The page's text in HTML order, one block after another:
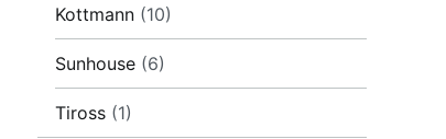
Kottmann (10)
Sunhouse (6)
Tiross (1)